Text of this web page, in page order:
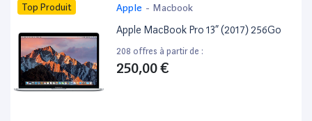
Top Produit Apple - Macbook
Apple MacBook Pro 13” (2017) 256Go
208 offres à partir de :
250,00 €